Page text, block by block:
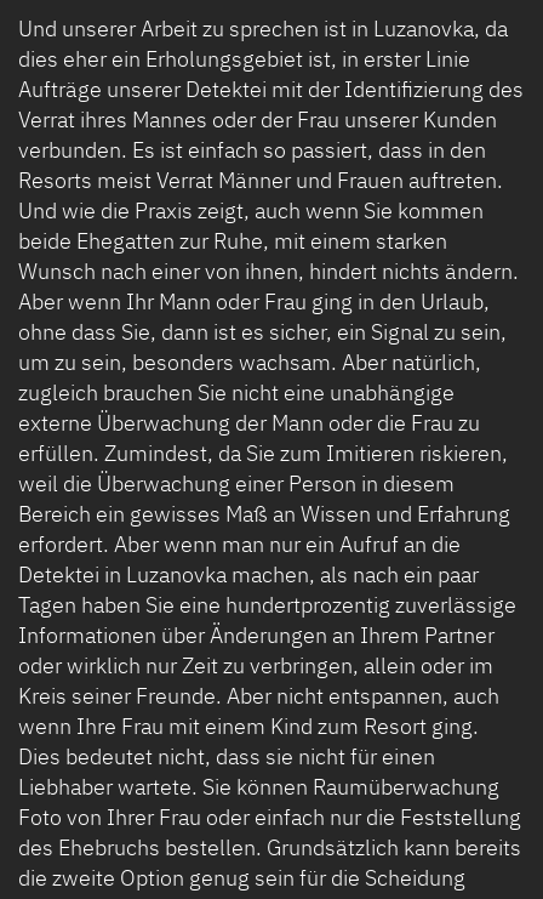
Und unserer Arbeit zu sprechen ist in Luzanovka, da
dies eher ein Erholungsgebiet ist, in erster Linie
Aufträge unserer Detektei mit der Identifizierung des
Verrat ihres Mannes oder der Frau unserer Kunden
verbunden. Es ist einfach so passiert, dass in den
Resorts meist Verrat Männer und Frauen auftreten.
Und wie die Praxis zeigt, auch wenn Sie kommen
beide Ehegatten zur Ruhe, mit einem starken
Wunsch nach einer von ihnen, hindert nichts ändern.
Aber wenn Ihr Mann oder Frau ging in den Urlaub,
ohne dass Sie, dann ist es sicher, ein Signal zu sein,
um zu sein, besonders wachsam. Aber natürlich,
zugleich brauchen Sie nicht eine unabhängige
externe Überwachung der Mann oder die Frau zu
erfüllen. Zumindest, da Sie zum Imitieren riskieren,
weil die Überwachung einer Person in diesem
Bereich ein gewisses Maß an Wissen und Erfahrung
erfordert. Aber wenn man nur ein Aufruf an die
Detektei in Luzanovka machen, als nach ein paar
Tagen haben Sie eine hundertprozentig zuverlässige
Informationen über Änderungen an Ihrem Partner
oder wirklich nur Zeit zu verbringen, allein oder im
Kreis seiner Freunde. Aber nicht entspannen, auch
wenn Ihre Frau mit einem Kind zum Resort ging.
Dies bedeutet nicht, dass sie nicht für einen
Liebhaber wartete. Sie können Raumüberwachung
Foto von Ihrer Frau oder einfach nur die Feststellung
des Ehebruchs bestellen. Grundsätzlich kann bereits
die zweite Option genug sein für die Scheidung